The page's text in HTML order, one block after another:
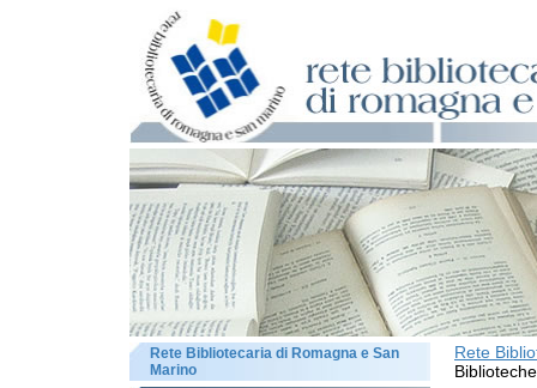
Rete
Biblioteche
Rete Bibliotecaria di Romagna e San
Marino